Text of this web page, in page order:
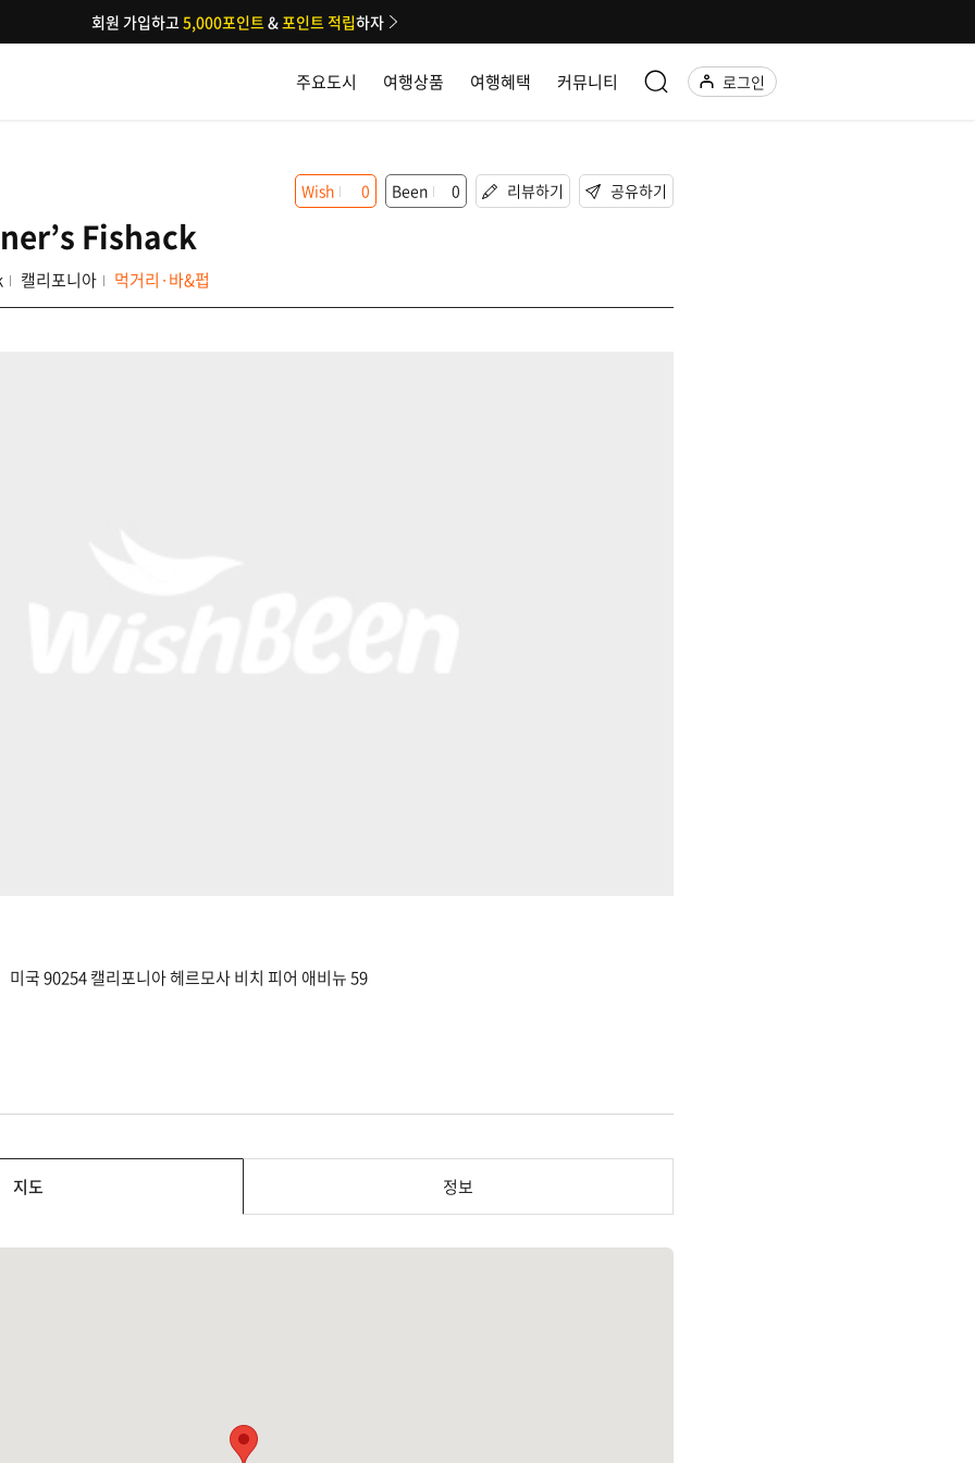
주요도시 여행상품 여행혜택 커뮤니티 로그인
회원 가입하고5,000포인트&포인트 적립하자
Fishack
캘리포니아 먹거리·바&펍
Wish 0 Been 0 리뷰하기 공유하기
미국 90254 캘리포니아 헤르모사 비치 피어 애비뉴 59
지도 정보